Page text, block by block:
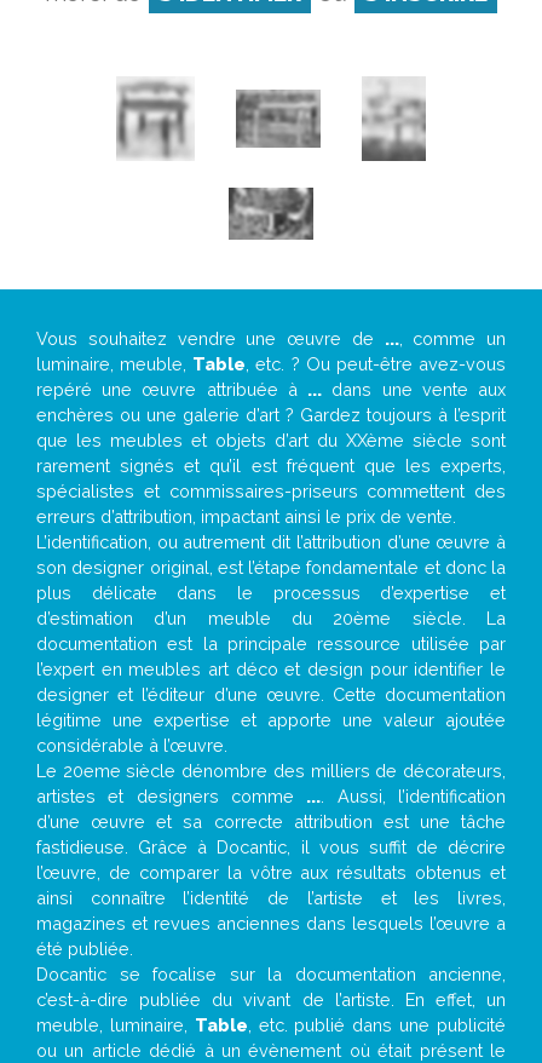
Vous souhaitez vendre une œuvre de ..., comme un
luminaire, meuble, Table , etc. ? Ou peut-être avez-vous
repéré une œuvre attribuée à ... dans une vente aux
enchères ou une galerie d’art ? Gardez toujours à l’esprit
que les meubles et objets d’art du XXème siècle sont
rarement signés et qu’il est fréquent que les experts,
spécialistes et commissaires-priseurs commettent des
erreurs d’attribution, impactant ainsi le prix de vente.
L’identification, ou autrement dit l’attribution d’une œuvre à
son designer original, est l’étape fondamentale et donc la
plus délicate dans le processus d’expertise et
d’estimation d’un meuble du 20ème siècle. La
documentation est la principale ressource utilisée par
l’expert en meubles art déco et design pour identifier le
designer et l’éditeur d’une œuvre. Cette documentation
légitime une expertise et apporte une valeur ajoutée
considérable à l’œuvre.
Le 20eme siècle dénombre des milliers de décorateurs,
artistes et designers comme ... . Aussi, l’identification
d’une œuvre et sa correcte attribution est une tâche
fastidieuse. Grâce à Docantic, il vous suffit de décrire
l’œuvre, de comparer la vôtre aux résultats obtenus et
ainsi connaître l’identité de l’artiste et les livres,
magazines et revues anciennes dans lesquels l’œuvre a
été publiée.
Docantic se focalise sur la documentation ancienne,
c’est-à-dire publiée du vivant de l’artiste. En effet, un
meuble, luminaire, Table , etc. publié dans une publicité
ou un article dédié à un évènement où était présent le